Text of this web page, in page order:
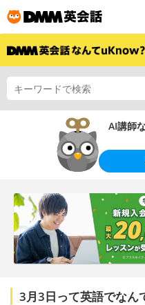
AI講師
3月3日って英語でなん